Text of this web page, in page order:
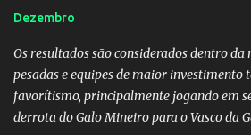
Dezembro
Os resultados são considerados dentro
pesadas e equipes de maior investimento
favorítismo, principalmente jogando em
derrota do Galo Mineiro para o Vasco da